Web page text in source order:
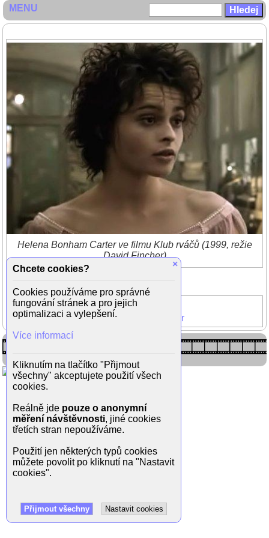
Helena Bonham Carter ve filmu Klub rváčů (1999, režie
David Fincher)
(2/6)
Klub rváčů
Helena Bonham-Carter
MENU
×
Chcete cookies?
Cookies používáme pro správné
fungování stránek a pro jejich
optimalizaci a vylepšení.
Více informací
Kliknutím na tlačítko "Přijmout
všechny" akceptujete použití všech
cookies.
Reálně jde pouze o anonymní
měření návštěvnosti, jiné cookies
třetích stran nepoužíváme.
Použití jen některých typů cookies
můžete povolit po kliknutí na "Nastavit
cookies".
Přijmout všechny Nastavit cookies